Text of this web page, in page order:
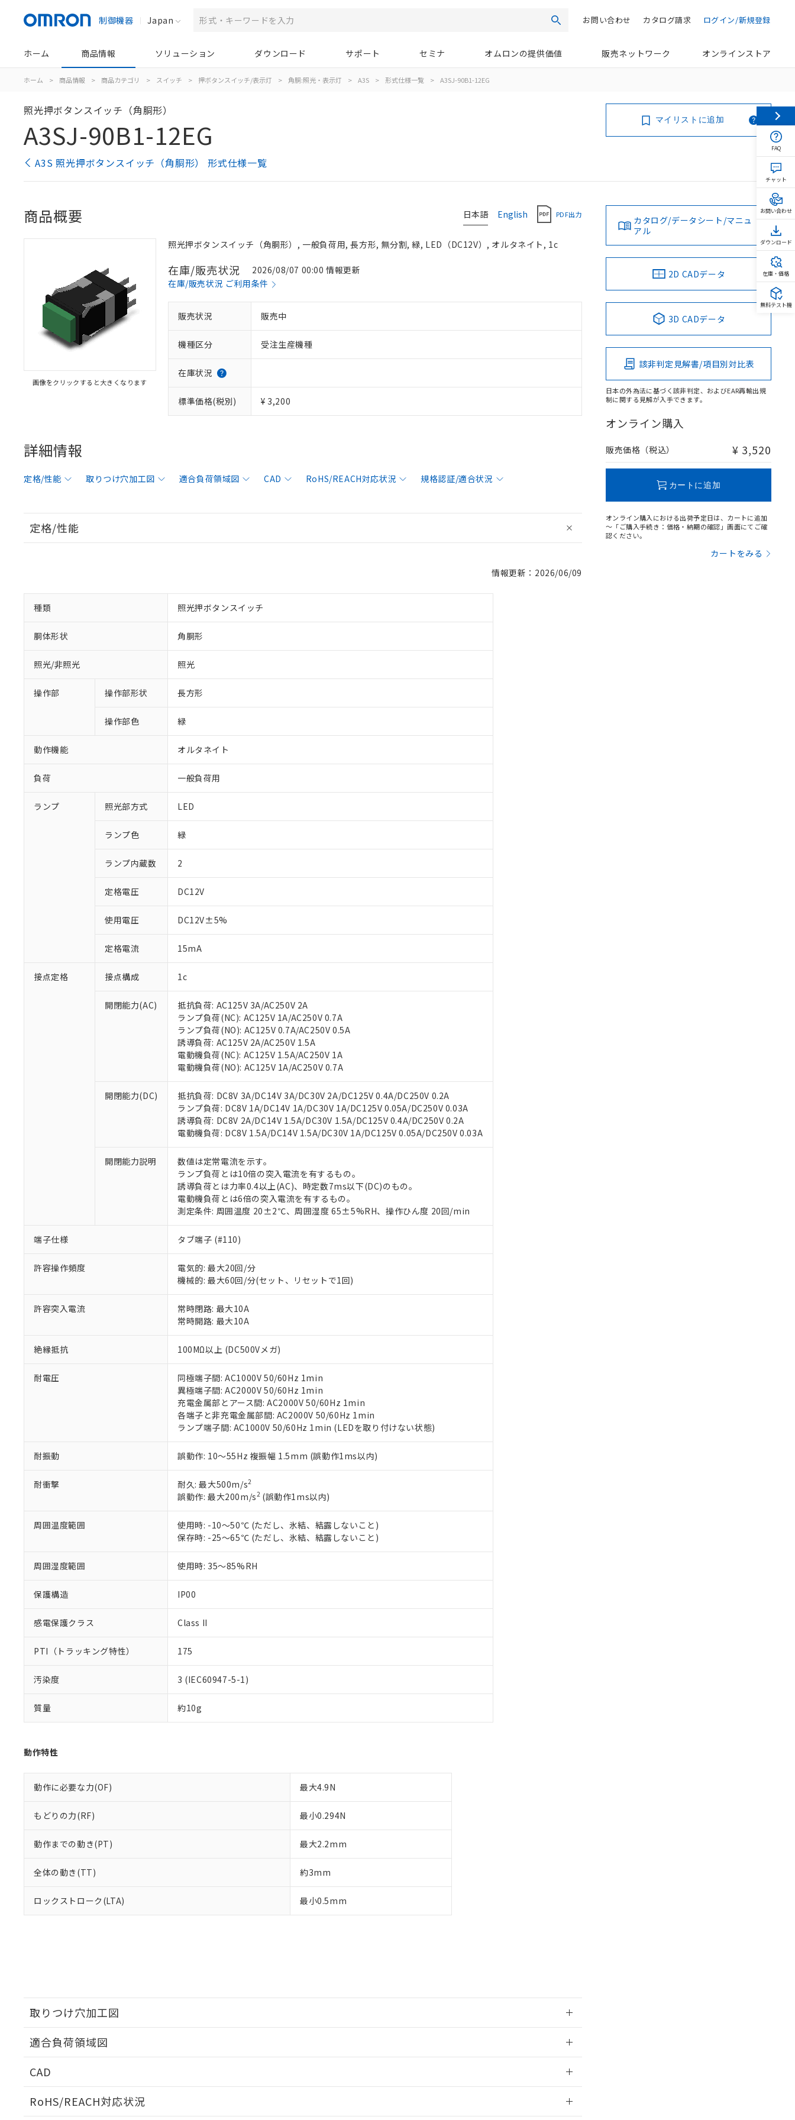
制御機器 Japan 検索 ログイン/新規登録
カタログ請求
お問い合わせ
ホーム 商品情報 ソリューション ダウンロード サポート セミナ オムロンの提供価値 販売ネットワーク オンラインストア
ホーム > 商品情報 > 商品カテゴリ > スイッチ > 押ボタンスイッチ/表示灯 > 角胴:照光・表示灯 > A3S > 形式仕様一覧 > A3SJ-90B1-12EG
照光押ボタンスイッチ（角胴形）
A3SJ-90B1-12EG
A3S 照光押ボタンスイッチ（角胴形） 形式仕様一覧
マイリストに追加
日本語 English PDF出力
商品概要
画像をクリックすると大きくなります
照光押ボタンスイッチ（角胴形）, 一般負荷用, 長方形, 無分割, 緑, LED（DC12V）, オルタネイト, 1c
在庫/販売状況
2026/08/07 00:00 情報更新
在庫/販売状況 ご利用条件
販売状況 販売中
機種区分 受注生産機種
在庫状況
標準価格(税別) ¥ 3,200
詳細情報
定格/性能 取りつけ穴加工図 適合負荷領域図 CAD RoHS/REACH対応状況 規格認証/適合状況
定格/性能
情報更新：2026/06/09
種類 照光押ボタンスイッチ
胴体形状 角胴形
照光/非照光 照光
操作部 操作部形状 長方形
操作部色 緑
動作機能 オルタネイト
負荷 一般負荷用
ランプ 照光部方式 LED
ランプ色 緑
ランプ内蔵数 2
定格電圧 DC12V
使用電圧 DC12V±5%
定格電流 15mA
接点定格 接点構成 1c
開閉能力(AC)
抵抗負荷: AC125V 3A/AC250V 2A
ランプ負荷(NC): AC125V 1A/AC250V 0.7A
ランプ負荷(NO): AC125V 0.7A/AC250V 0.5A
誘導負荷: AC125V 2A/AC250V 1.5A
電動機負荷(NC): AC125V 1.5A/AC250V 1A
電動機負荷(NO): AC125V 1A/AC250V 0.7A
開閉能力(DC)
抵抗負荷: DC8V 3A/DC14V 3A/DC30V 2A/DC125V 0.4A/DC250V 0.2A
ランプ負荷: DC8V 1A/DC14V 1A/DC30V 1A/DC125V 0.05A/DC250V 0.03A
誘導負荷: DC8V 2A/DC14V 1.5A/DC30V 1.5A/DC125V 0.4A/DC250V 0.2A
電動機負荷: DC8V 1.5A/DC14V 1.5A/DC30V 1A/DC125V 0.05A/DC250V 0.03A
開閉能力説明
数値は定常電流を示す。
ランプ負荷とは10倍の突入電流を有するもの。
誘導負荷とは力率0.4以上(AC)、時定数7ms以下(DC)のもの。
電動機負荷とは6倍の突入電流を有するもの。
測定条件: 周囲温度 20±2℃、周囲湿度 65±5%RH、操作ひん度 20回/min
端子仕様 タブ端子 (#110)
許容操作頻度
電気的: 最大20回/分
機械的: 最大60回/分(セット、リセットで1回)
許容突入電流
常時閉路: 最大10A
常時開路: 最大10A
絶縁抵抗 100MΩ以上 (DC500Vメガ)
耐電圧
同極端子間: AC1000V 50/60Hz 1min
異極端子間: AC2000V 50/60Hz 1min
充電金属部とアース間: AC2000V 50/60Hz 1min
各端子と非充電金属部間: AC2000V 50/60Hz 1min
ランプ端子間: AC1000V 50/60Hz 1min (LEDを取り付けない状態)
耐振動 誤動作: 10～55Hz 複振幅 1.5mm (誤動作1ms以内)
耐衝撃 耐久: 最大500m/s2
誤動作: 最大200m/s2(誤動作1ms以内)
周囲温度範囲
使用時: -10～50℃ (ただし、氷結、結露しないこと)
保存時: -25～65℃ (ただし、氷結、結露しないこと)
周囲湿度範囲 使用時: 35～85%RH
保護構造 IP00
感電保護クラス Class II
PTI（トラッキング特性） 175
汚染度 3 (IEC60947-5-1)
質量 約10g
動作特性
動作に必要な力(OF) 最大4.9N
もどりの力(RF) 最小0.294N
動作までの動き(PT) 最大2.2mm
全体の動き(TT) 約3mm
ロックストローク(LTA) 最小0.5mm
取りつけ穴加工図
適合負荷領域図
CAD
RoHS/REACH対応状況
カタログ/データシート/マニュ
アル
2D CADデータ
3D CADデータ
該非判定見解書/項目別対比表
日本の外為法に基づく該非判定、およびEAR再輸出規
制に関する見解が入手できます。
オンライン購入
販売価格（税込） ¥ 3,520
カートに追加
オンライン購入における出荷予定日は、カートに追加
～「ご購入手続き：価格・納期の確認」画面にてご確
認ください。
カートをみる
ご利用条件
以下の条件をお読みいただき、同意のうえご利用ください。
本サービスは、当社制御機器事業取扱商品の当社在庫状況および標準価格(税抜)を提供させていただ
当社制御機器事業取扱商品の中には、本サービスの対象外となる商品もあることをご了承ください。
在庫状況および標準価格照会結果は、記載している更新日時点での社内データに基づき作成されるも
のであり、閲覧された時点での実際の在庫および標準価格とは異なる場合があることをご了承くださ
い。
正式な納期状況および標準価格はお客様のお取引先、またはお客様担当のオムロン制御機器販売店・
当社販売員にご相談ください。
オムロン制御機器販売店や当社販売拠点は「
マイパーツ機能（部品リスト作成サービス）をご利用いただくには、I-Webメンバーズにご登録され
ている必要があります。
お客様が当ウェブサイト上で当社にご登録された部品リストについて、当社および当社の共同利用者
が、当社の製品・サービスに関するお客様との取引・商談に必要な範囲で利用することをご了承くだ
さい。
※当社の共同利用者とは、 "個人情報の共同利用に関して"
いる法人を指します。
※1 対応状況
対応済み：EU RoHS指令（10物質）の非含有に対応した製品が提供可能な商品です。
対応予定：EU RoHS指令（10物質）の非含有に対応した製品に切り替える予定のある商品です。
調査・確認中：EU RoHS指令（10物質）の非含有の対応状況を調査中または確認中の商品です。
非該当品：ライセンス料など無形物で、有害物質有無と関係のない商品です。
仕入先様の事情により、非含有部品としていたものが、含有品と判明した場合などやむを得ず変更すること
があります。
*EU RoHS指令（10物質）：
鉛(Pb) 1000ppm以下、 水銀(Hg) 1000ppm以下、 カドミウム(Cd) 100ppm以下、
六価クロム(Cr(Ⅵ)) 1000ppm以下、ポリ臭化ビフェニル類(PBB) 1000ppm以下、ポリ臭化ジフェニルエーテル類(PBDE) 1000ppm以下、
フタル酸ビス(2-エチルヘキシル) (DEHP)(別名：DOP) 1000ppm以下、フタル酸ブチルベンジル（BBP） 1000ppm以下、フタル酸ジブチ
ル（DBP） 1000ppm以下、フタル酸ジイソブチル (DIBP) 1000ppm以下
但し、RoHS指令で産業用監視および制御機器に対する適用除外項目は除く。
フタル酸エステル類の４物質については閾値を超える意図的な使用がないことを確認しています。
※2 対応予定月
※3 非含有証明書ダウンロード
下記の非含有証明書をダウンロードすることができます。
EU RoHS指令（10物質）の非含有証明書
51物質の非含有証明書（当社基準）
※本証明書は発行日時点で非含有を証明するもので、過去に遡って非含有を証明するものではありません。
また、RoHS指令のフタル酸エステル類４物質の対応では、対応完了までの期間は出荷製品に未対応品が
混在することから備考欄に対応日を記載しておりました。
既に当社にて対応品への在庫切替を完了していることから、特段のことがない限り、2022年1月12日よ
り割愛しております。
※1 中国RoHS○×表
「○」：最大均質材料含有率が中国RoHSの基準値以下であることを示します。
「×」：最大均質材料含有率が中国RoHSの基準値を超えていることを示します。
「－」：未確認です。当社販売部門へお問い合わせください。
Cr(Ⅵ)(六価クロム) : 1000ppm、 PBBs(ポリ臭化ビフェニル類) : 1000ppm、 PBDEs(ポリ臭化ジフェニルエーテル類) : 1000ppm、
DBP(フタル酸ジブチル) : 1000ppm、 DIBP(フタル酸ジイソブチル) : 1000ppm、 BBP(フタル酸ブチルベンジル) : 1000ppm、
DEHP(フタル酸ビス(2-エチルヘキシル)) : 1000ppm
※2 環境保護使用期限
「ｅ」：有害物質（10物質）のすべてが基準値以下であることを示します。
「10」：通常の使用状況下において有害物質が外部に漏えいし、環境に深刻な影響を及ぼさない年数を意
「－」：未確認です。当社販売部門へお問い合わせください。
当社は、これら貴社製品のうち、外国為替および外国貿易法に定める商品（以下｢規制貨物等」とい
などの必要な手続きをとります。
当社は規制貨物を破棄する場合は、完全に破砕するなど、違法に輸出されないよう必要な手段を講じ
ます。
当社は貴社製品を、核兵器、ミサイル、化学兵器、生物兵器またはその他武器並びにこれらの製造装
置等に一切使用いたしません。
当社は、貴社製品を第三者に販売する場合は、上記1、2および3の内容を当該第三者に通知します。
また当社は、販売先および販売に係わる関係者が違法に輸出するおそれがある場合は、取り引きをい
合意する
記
説明
○ 一定数以上の在庫あり
△ 一定数には満たないが在庫あり
－
在庫なし(最新の在庫状況については、お客様のお取引先、またはお客様担当のオムロン制御
機器販売店・当社販売員にご確認ください)
空
白
受注生産機種、また在庫状況の情報を公開していない機種
FAQ
チャット
お問い合わせ
ダウンロード
在庫・価格
無料テスト機